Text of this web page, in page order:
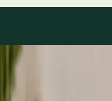
Áreas de especialidad
Consultas